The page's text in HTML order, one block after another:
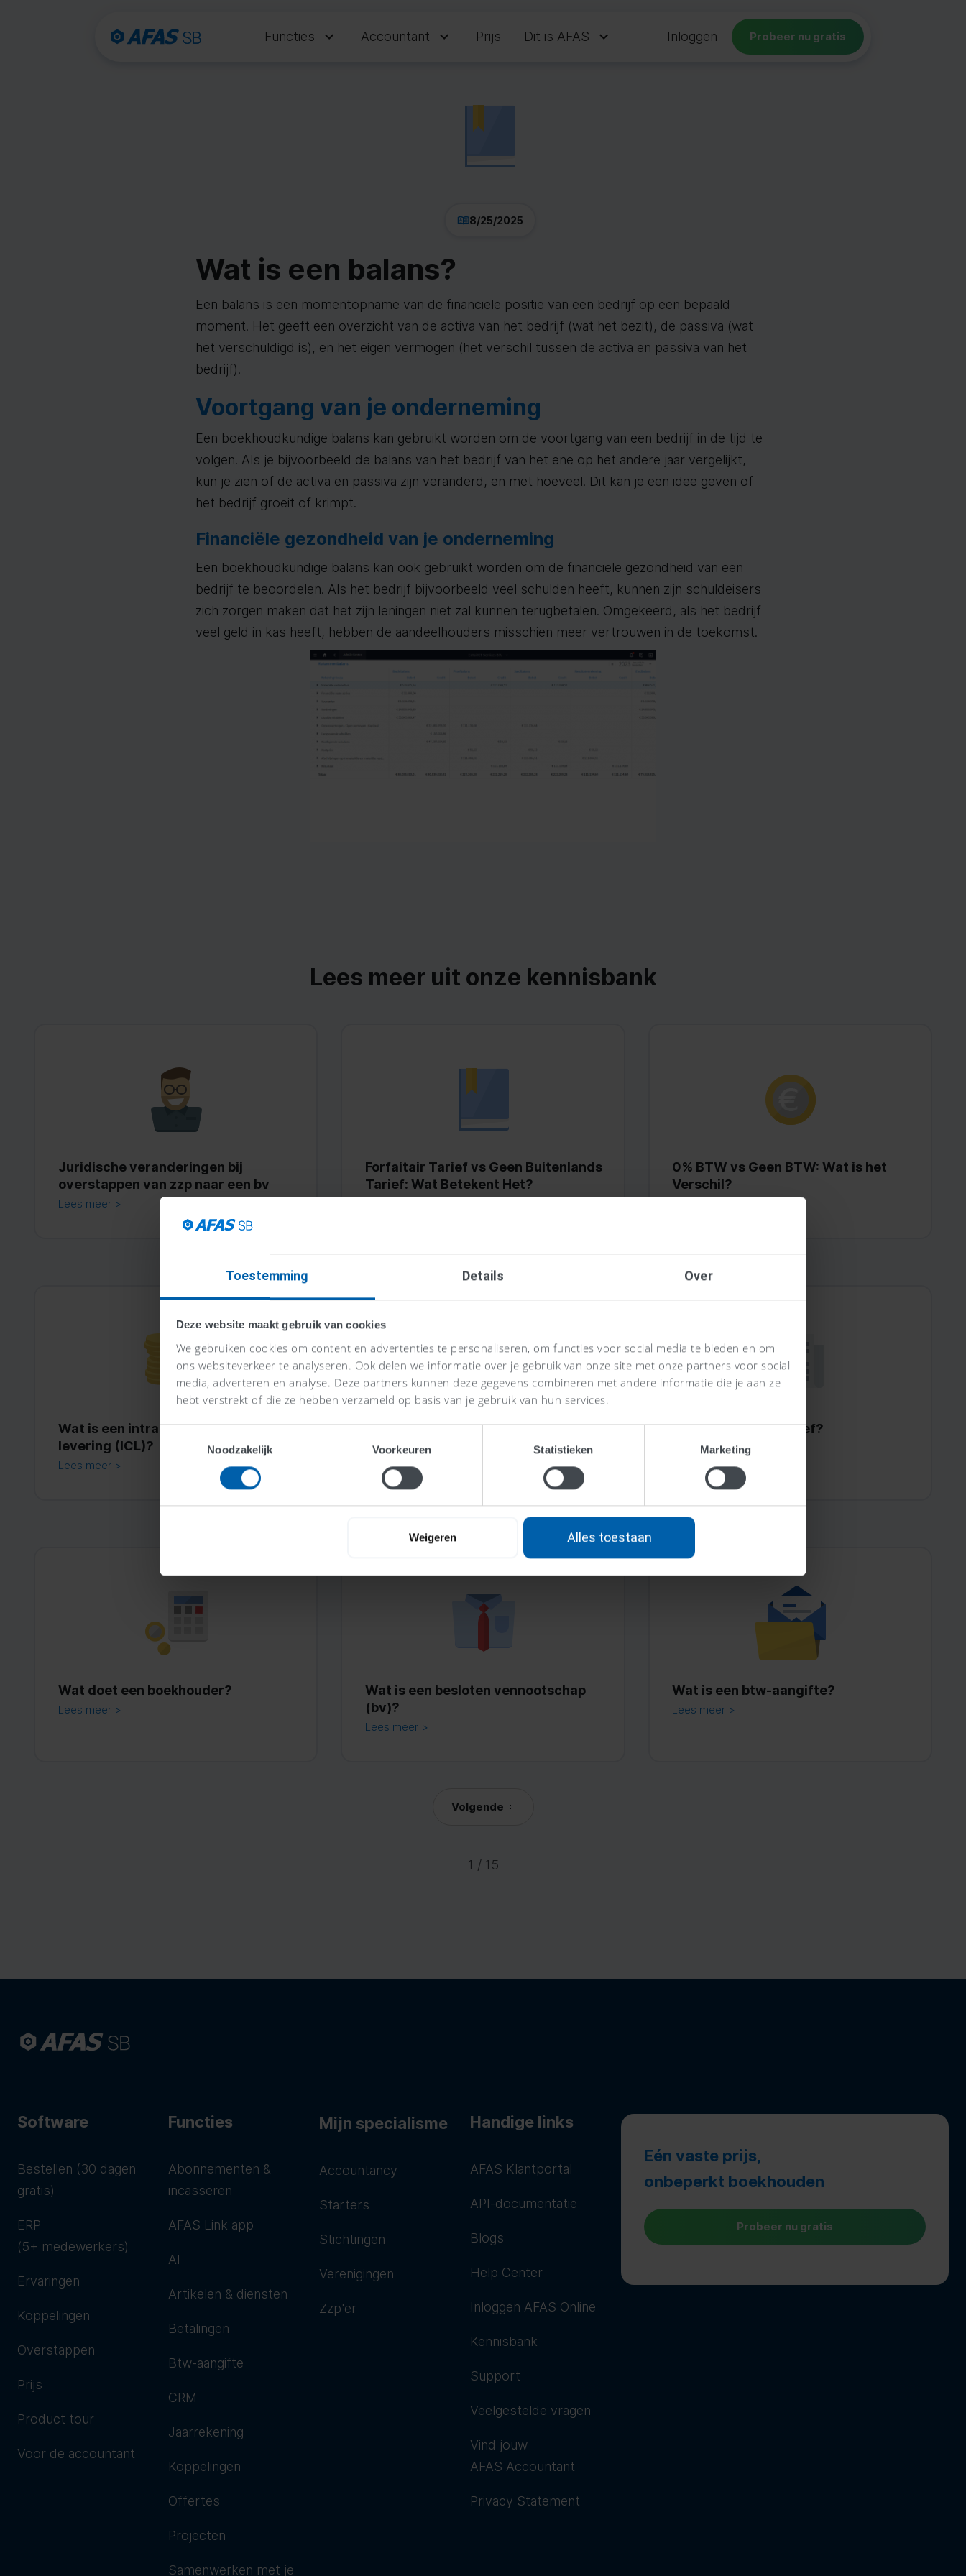
Toestemming Details Over
Deze website maakt gebruik van cookies
We gebruiken cookies om content en advertenties te personaliseren, om functies voor social media te bieden en om
ons websiteverkeer te analyseren. Ook delen we informatie over je gebruik van onze site met onze partners voor social
media, adverteren en analyse. Deze partners kunnen deze gegevens combineren met andere informatie die je aan ze
hebt verstrekt of die ze hebben verzameld op basis van je gebruik van hun services.
Noodzakelijk
Voorkeuren Statistieken Marketing
Weigeren Alles toestaan
Functies Accountant Prijs Dit is AFAS Inloggen Probeer nu gratis
8/25/2025
Wat is een balans?
Een balans is een momentopname van de financiële positie van een bedrijf op een bepaald
moment. Het geeft een overzicht van de activa van het bedrijf (wat het bezit), de passiva (wat
het verschuldigd is), en het eigen vermogen (het verschil tussen de activa en passiva van het
bedrijf).
Voortgang van je onderneming
Een boekhoudkundige balans kan gebruikt worden om de voortgang van een bedrijf in de tijd te
volgen. Als je bijvoorbeeld de balans van het bedrijf van het ene op het andere jaar vergelijkt,
kun je zien of de activa en passiva zijn veranderd, en met hoeveel. Dit kan je een idee geven of
het bedrijf groeit of krimpt.
Financiële gezondheid van je onderneming
Een boekhoudkundige balans kan ook gebruikt worden om de financiële gezondheid van een
bedrijf te beoordelen. Als het bedrijf bijvoorbeeld veel schulden heeft, kunnen zijn schuldeisers
zich zorgen maken dat het zijn leningen niet zal kunnen terugbetalen. Omgekeerd, als het bedrijf
veel geld in kas heeft, hebben de aandeelhouders misschien meer vertrouwen in de toekomst.
Lees meer uit onze kennisbank
Juridische veranderingen bij
overstappen van zzp naar een bv
Lees meer >
Forfaitair Tarief vs Geen Buitenlands
Tarief: Wat Betekent Het?
0% BTW vs Geen BTW: Wat is het
Verschil?
Wat is een intracommunautaire
levering (ICL)?
Lees meer >
Wat is consolidatie?
Lees meer >
Wat is een vrachtbrief?
Lees meer >
Wat doet een boekhouder?
Lees meer >
Wat is een besloten vennootschap
(bv)?
Lees meer >
Wat is een btw-aangifte?
Lees meer >
Volgende
1 / 15
Software
Bestellen (30 dagen
gratis)
ERP
(5+ medewerkers)
Ervaringen
Koppelingen
Overstappen
Prijs
Product tour
Voor de accountant
Functies
Abonnementen &
incasseren
AFAS Link app
AI
Artikelen & diensten
Betalingen
Btw-aangifte
CRM
Jaarrekening
Koppelingen
Offertes
Projecten
Samenwerken met je
Mijn specialisme
Accountancy
Starters
Stichtingen
Verenigingen
Zzp'er
Handige links
AFAS Klantportal
API-documentatie
Blogs
Help Center
Inloggen AFAS Online
Kennisbank
Support
Veelgestelde vragen
Vind jouw
AFAS Accountant
Privacy Statement
Eén vaste prijs,
onbeperkt boekhouden
Probeer nu gratis